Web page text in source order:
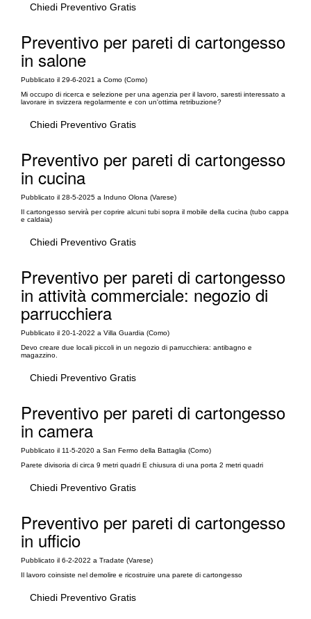
Chiedi Preventivo Gratis
Preventivo per pareti di cartongesso
in salone
Pubblicato il 29-6-2021 a Como (Como)
Mi occupo di ricerca e selezione per una agenzia per il lavoro, saresti interessato a
lavorare in svizzera regolarmente e con un'ottima retribuzione?
Chiedi Preventivo Gratis
Preventivo per pareti di cartongesso
in cucina
Pubblicato il 28-5-2025 a Induno Olona (Varese)
Il cartongesso servirà per coprire alcuni tubi sopra il mobile della cucina (tubo cappa
e caldaia)
Chiedi Preventivo Gratis
Preventivo per pareti di cartongesso
in attività commerciale: negozio di
parrucchiera
Pubblicato il 20-1-2022 a Villa Guardia (Como)
Devo creare due locali piccoli in un negozio di parrucchiera: antibagno e
magazzino.
Chiedi Preventivo Gratis
Preventivo per pareti di cartongesso
in camera
Pubblicato il 11-5-2020 a San Fermo della Battaglia (Como)
Parete divisoria di circa 9 metri quadri E chiusura di una porta 2 metri quadri
Chiedi Preventivo Gratis
Preventivo per pareti di cartongesso
in ufficio
Pubblicato il 6-2-2022 a Tradate (Varese)
Il lavoro coinsiste nel demolire e ricostruire una parete di cartongesso
Chiedi Preventivo Gratis